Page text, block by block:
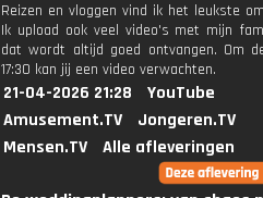
Reizen en vloggen vind ik het leukste
Ik upload ook veel video's met mijn
dat wordt altijd goed ontvangen. Om
17:30 kan jij een video verwachten.
21-04-2026 21:28
YouTube
Amusement.TV
Jongeren.TV
Mensen.TV
Alle afleveringen